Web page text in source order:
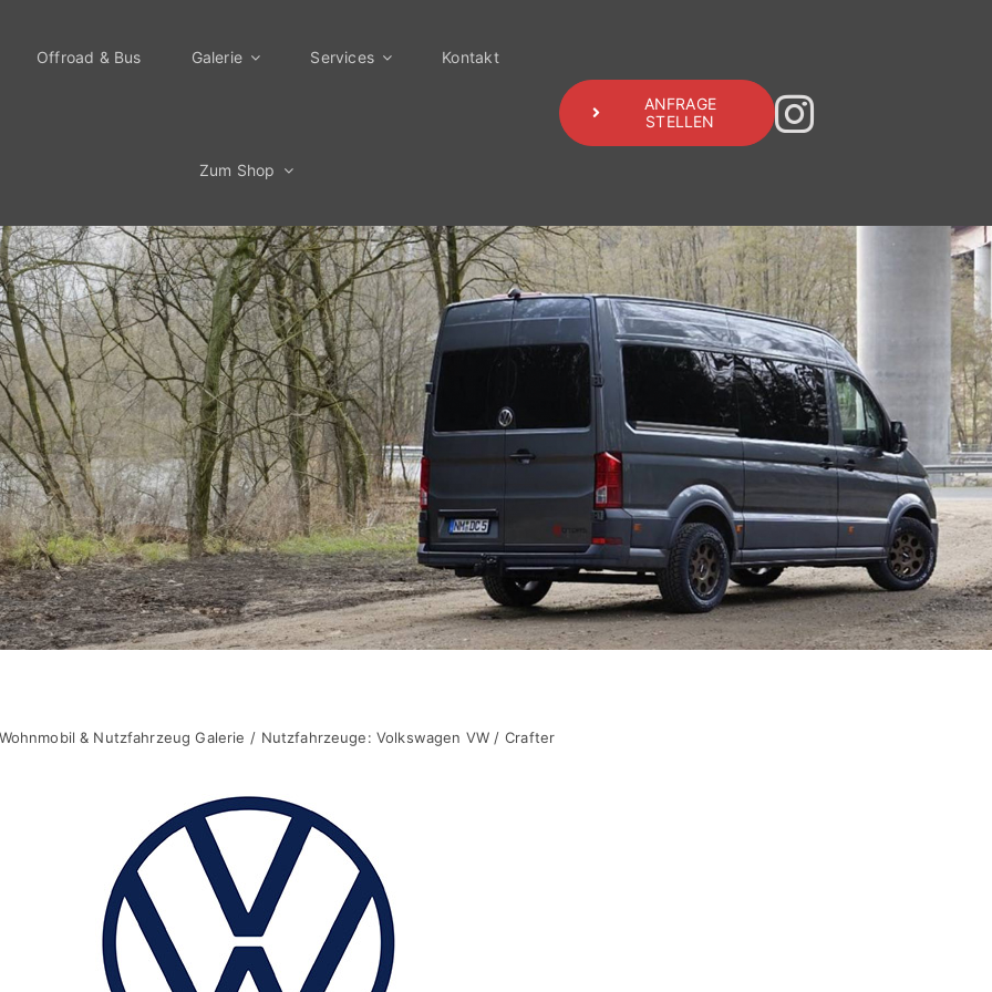
Offroad & Bus Galerie Services Kontakt
Zum Shop
ANFRAGE
STELLEN
& Nutzfahrzeug Galerie Nutzfahrzeuge: Volkswagen VW Crafter